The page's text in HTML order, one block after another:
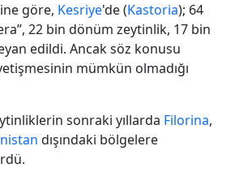
göre, Kesriye'de (Kastoria); 64
22 bin dönüm zeytinlik, 17 bin
edildi. Ancak söz konusu
mümkün olmadığı
sonraki yıllarda Filorina,
dışındaki bölgelere